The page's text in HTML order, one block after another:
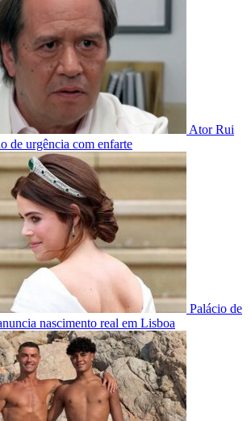
Ator Rui
de urgência com enfarte
Palácio de
nascimento real em Lisboa